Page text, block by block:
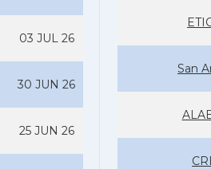
03 JUL 26
30 JUN 26
25 JUN 26
San